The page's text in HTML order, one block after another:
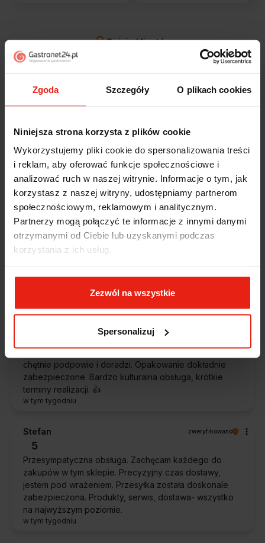
Zgoda Szczegóły O plikach cookies
Niniejsza strona korzysta z plików cookie
Wykorzystujemy pliki cookie do spersonalizowania treści
i reklam, aby oferować funkcje społecznościowe i
analizować ruch w naszej witrynie. Informacje o tym, jak
korzystasz z naszej witryny, udostępniamy partnerom
społecznościowym, reklamowym i analitycznym.
Partnerzy mogą połączyć te informacje z innymi danymi
otrzymanymi od Ciebie lub uzyskanymi podczas
korzystania z ich usług.
Zezwól na wszystkie
Spersonalizuj
Opinie klientów
5
Jestem zaskoczona, że ta paczka dotarła do mnie tak
szybko. Paczka dotarła cała i zdrowa. Szybko,
sprawnie, bez problemów. Bardzo pomocna obsługa
dzisiaj
Magdalena zweryfikowano
5
Ekspresowa realizacja zamówienia. Towar zgodny z
Ekspresowa dostawa, super. Obsługa bardzo pomocna,
chętnie podpowie i doradzi. Opakowanie dokładnie
zabezpieczone. Bardzo kulturalna obsługa, krótkie
terminy realizacji. 👍️
w tym tygodniu
Stefan zweryfikowano
5
Przesympatyczna obsługa. Zachęcam każdego do
zakupów w tym sklepie. Precyzyjny czas dostawy,
jestem pod wrażeniem. Przesyłka została doskonale
zabezpieczona. Produkty, serwis, dostawa- wszystko
na najwyższym poziomie.
w tym tygodniu